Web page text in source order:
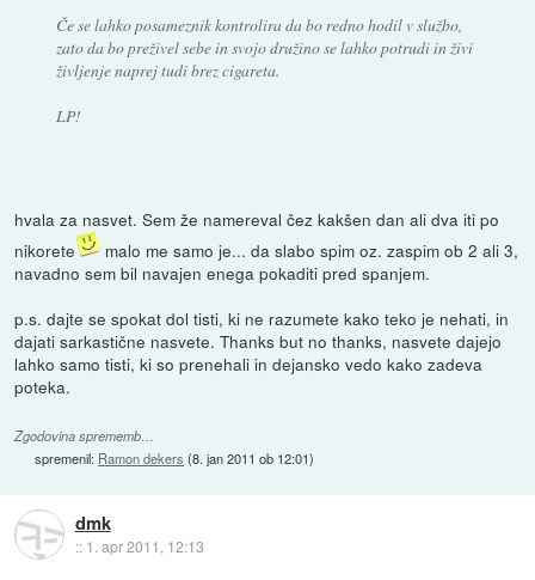
Če se lahko posameznik kontrolira da bo redno hodil v službo,
zato da bo preživel sebe in svojo družino se lahko potrudi in živi
življenje naprej tudi brez cigareta.
LP!
hvala za nasvet. Sem že namereval čez kakšen dan ali dva iti po
nikorete
malo me samo je... da slabo spim oz. zaspim ob 2 ali 3,
navadno sem bil navajen enega pokaditi pred spanjem.
p.s. dajte se spokat dol tisti, ki ne razumete kako teko je nehati, in
dajati sarkastične nasvete. Thanks but no thanks, nasvete dajejo
lahko samo tisti, ki so prenehali in dejansko vedo kako zadeva
poteka.
Zgodovina sprememb…
spremenil: Ramon dekers (8. jan 2011 ob 12:01)
dmk
:: 1. apr 2011, 12:13